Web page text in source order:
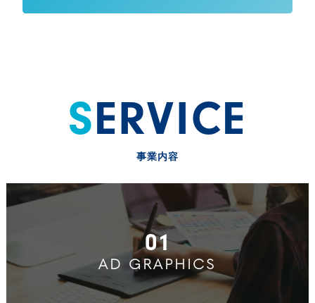
SERVICE
事業内容
01
AD GRAPHICS